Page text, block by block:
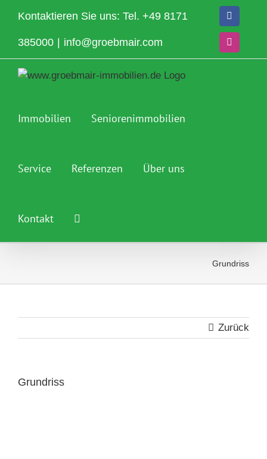
Inhalt
springen
Kontaktieren Sie uns: Tel. +49 8171
385000 info@groebmair.com
Facebook
Instagram
Immobilien Seniorenimmobilien
Service Referenzen Über uns
Kontakt
Grundriss
Zurück
Grundriss